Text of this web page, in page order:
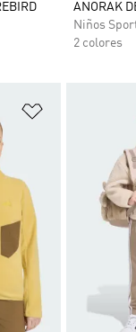
ANORAK
Niños
2 colores
Añadir a la